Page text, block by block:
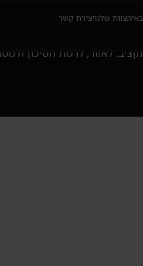
הצוות שלנויצירת קשר